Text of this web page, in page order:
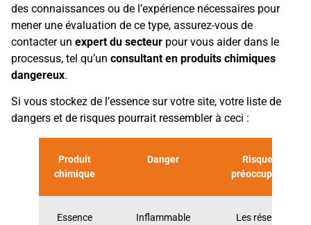
des connaissances ou de l’expérience nécessaires pour
mener une évaluation de ce type, assurez-vous de
contacter un expert du secteur pour vous aider dans le
processus, tel qu’un consultant en produits chimiques
dangereux.
Si vous stockez de l’essence sur votre site, votre liste de
dangers et de risques pourrait ressembler à ceci :
Produit
chimique
Danger
Risques et
préoccupations
Essence Inflammable
Les réservoirs